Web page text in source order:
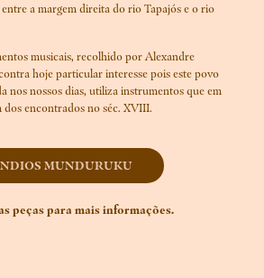
a margem direita do rio Tapajós e o rio
musicais, recolhido por Alexandre
hoje particular interesse pois este povo
nos nossos dias, utiliza instrumentos que em
encontrados no séc. XVIII.
MUNDURUKU
peças para mais informações.